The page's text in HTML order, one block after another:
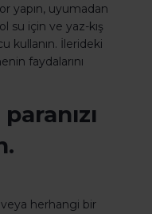
yapın, uyumadan
su için ve yaz-kış
kullanın. İlerideki
faydalarını
herhangi bir